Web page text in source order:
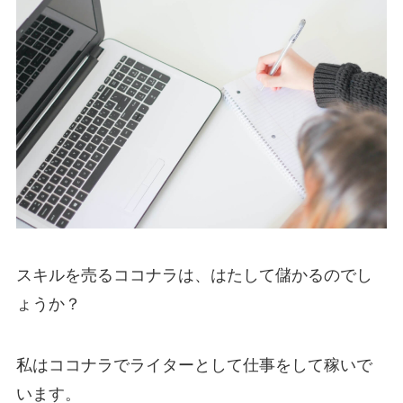
スキルを売るココナラは、はたして儲かるのでし
ょうか？
私はココナラでライターとして仕事をして稼いで
います。